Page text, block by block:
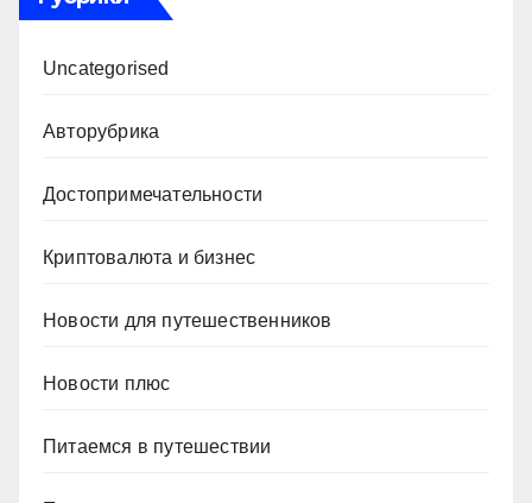
Uncategorised
Авторубрика
Достопримечательности
Криптовалюта и бизнес
Новости для путешественников
Новости плюс
Питаемся в путешествии